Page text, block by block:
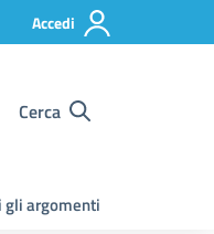
Accedi
Cerca
gli argomenti